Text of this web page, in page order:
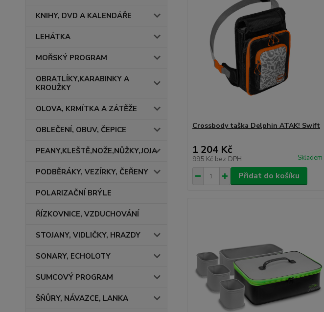
KNIHY, DVD A KALENDÁŘE
LEHÁTKA
MOŘSKÝ PROGRAM
OBRATLÍKY,KARABINKY A
KROUŽKY
OLOVA, KRMÍTKA A ZÁTĚŽE
OBLEČENÍ, OBUV, ČEPICE
PEANY,KLEŠTĚ,NOŽE,NŮŽKY,JOJA
PODBĚRÁKY, VEZÍRKY, ČEŘENY
POLARIZAČNÍ BRÝLE
ŘÍZKOVNICE, VZDUCHOVÁNÍ
STOJANY, VIDLIČKY, HRAZDY
SONARY, ECHOLOTY
SUMCOVÝ PROGRAM
ŠŇŮRY, NÁVAZCE, LANKA
Crossbody taška Delphin ATAK! Swift
1 204 Kč
995 Kč bez DPH Skladem
Přidat do košíku